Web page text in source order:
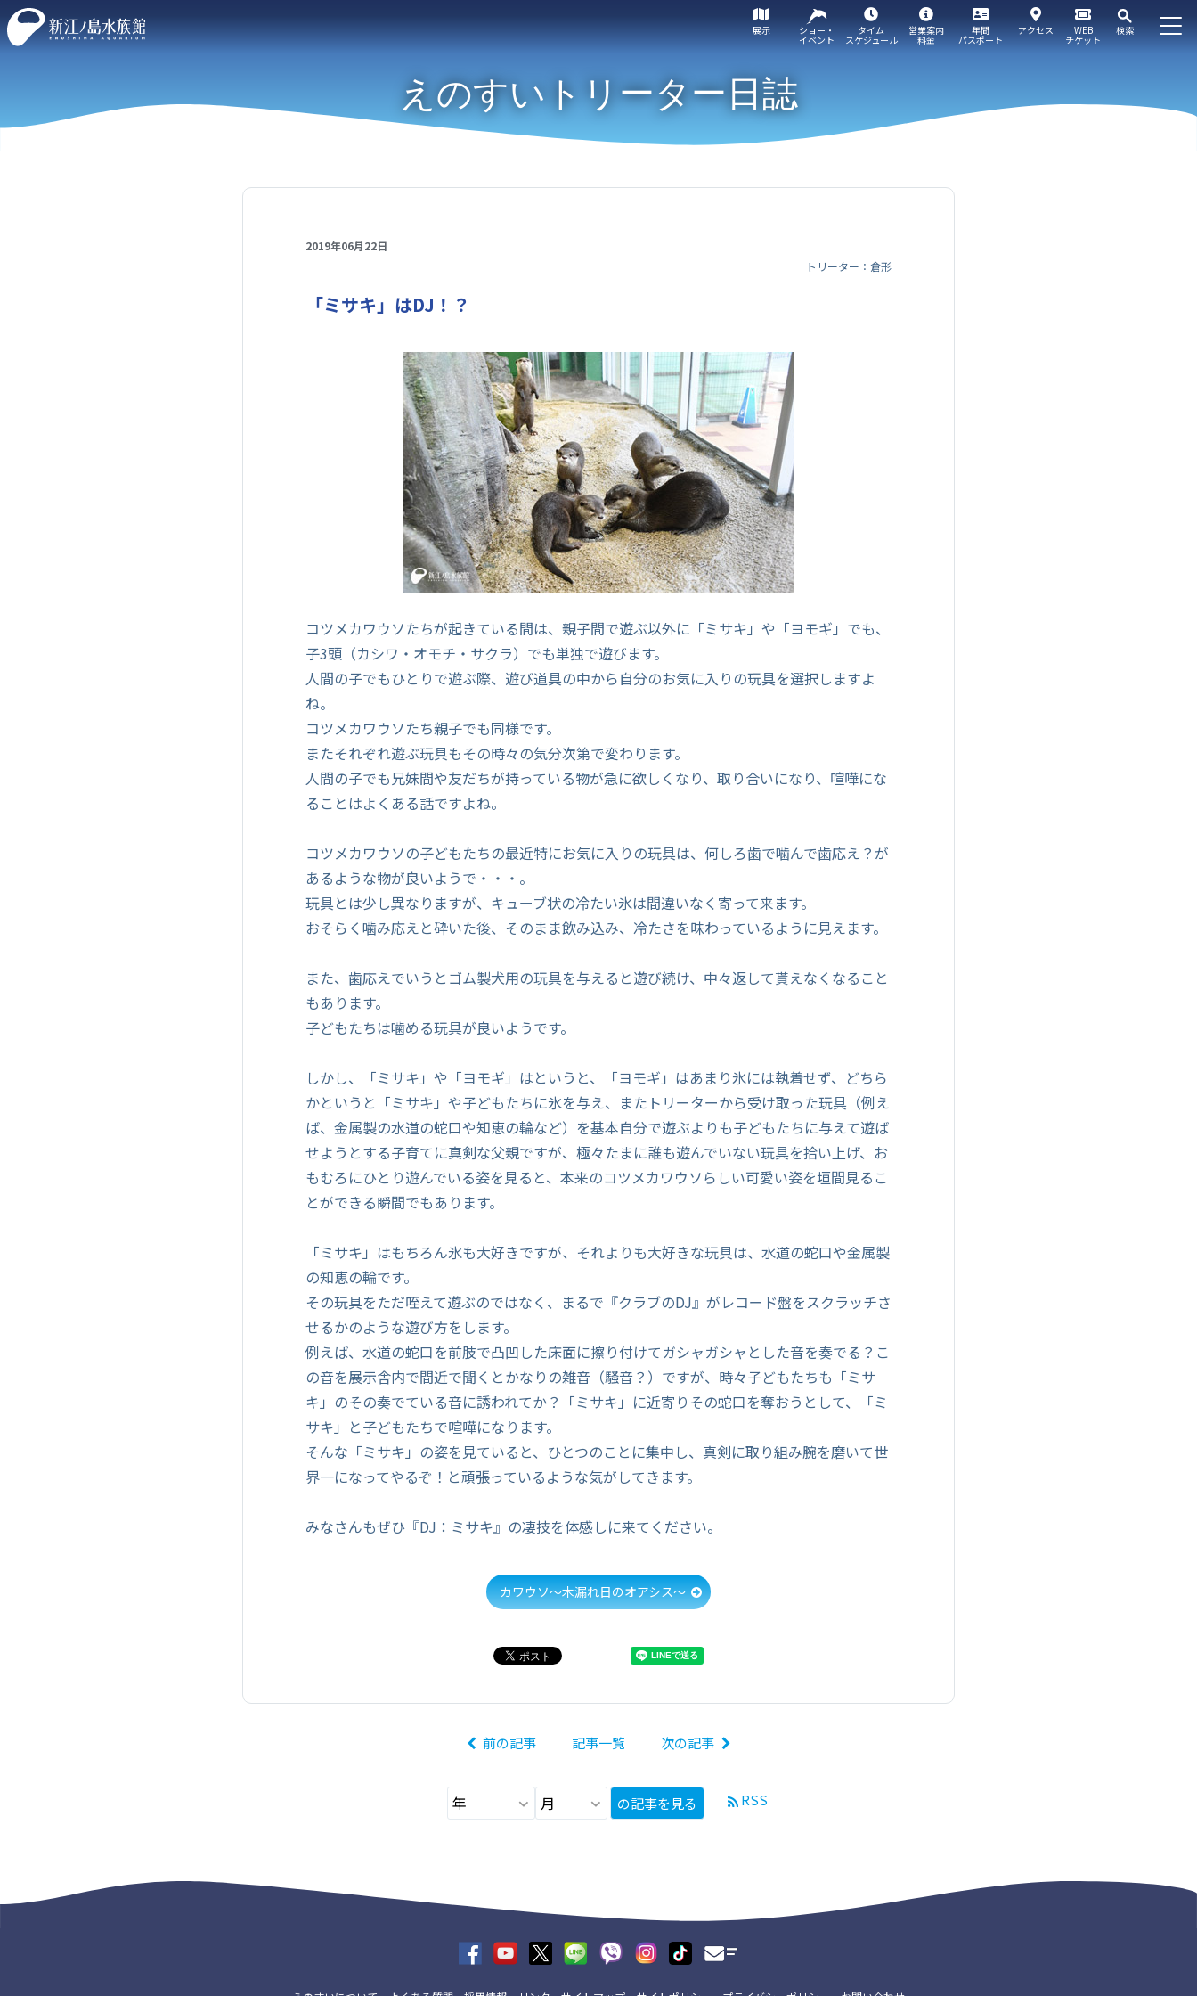
WEB
チケット
検索
展示 ショー・
イベント
タイム
スケジュール
営業案内
料金
年間
パスポート
アクセス
えのすいトリーター日誌
2019年06月22日
トリーター：倉形
「ミサキ」はDJ！？
コツメカワウソたちが起きている間は、親子間で遊ぶ以外に「ミサキ」や「ヨモギ」でも、
子3頭（カシワ・オモチ・サクラ）でも単独で遊びます。
人間の子でもひとりで遊ぶ際、遊び道具の中から自分のお気に入りの玩具を選択しますよ
ね。
コツメカワウソたち親子でも同様です。
またそれぞれ遊ぶ玩具もその時々の気分次第で変わります。
人間の子でも兄妹間や友だちが持っている物が急に欲しくなり、取り合いになり、喧嘩にな
ることはよくある話ですよね。
コツメカワウソの子どもたちの最近特にお気に入りの玩具は、何しろ歯で噛んで歯応え？が
あるような物が良いようで・・・。
玩具とは少し異なりますが、キューブ状の冷たい氷は間違いなく寄って来ます。
おそらく噛み応えと砕いた後、そのまま飲み込み、冷たさを味わっているように見えます。
また、歯応えでいうとゴム製犬用の玩具を与えると遊び続け、中々返して貰えなくなること
もあります。
子どもたちは噛める玩具が良いようです。
しかし、「ミサキ」や「ヨモギ」はというと、「ヨモギ」はあまり氷には執着せず、どちら
かというと「ミサキ」や子どもたちに氷を与え、またトリーターから受け取った玩具（例え
ば、金属製の水道の蛇口や知恵の輪など）を基本自分で遊ぶよりも子どもたちに与えて遊ば
せようとする子育てに真剣な父親ですが、極々たまに誰も遊んでいない玩具を拾い上げ、お
もむろにひとり遊んでいる姿を見ると、本来のコツメカワウソらしい可愛い姿を垣間見るこ
とができる瞬間でもあります。
「ミサキ」はもちろん氷も大好きですが、それよりも大好きな玩具は、水道の蛇口や金属製
の知恵の輪です。
その玩具をただ咥えて遊ぶのではなく、まるで『クラブのDJ』がレコード盤をスクラッチさ
せるかのような遊び方をします。
例えば、水道の蛇口を前肢で凸凹した床面に擦り付けてガシャガシャとした音を奏でる？こ
の音を展示舎内で間近で聞くとかなりの雑音（騒音？）ですが、時々子どもたちも「ミサ
キ」のその奏でている音に誘われてか？「ミサキ」に近寄りその蛇口を奪おうとして、「ミ
サキ」と子どもたちで喧嘩になります。
そんな「ミサキ」の姿を見ていると、ひとつのことに集中し、真剣に取り組み腕を磨いて世
界一になってやるぞ！と頑張っているような気がしてきます。
みなさんもぜひ『DJ：ミサキ』の凄技を体感しに来てください。
カワウソ～木漏れ日のオアシス～
前の記事 記事一覧 次の記事
の記事を見る RSS